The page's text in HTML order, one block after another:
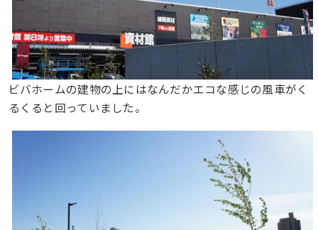
ビバホームの建物の上にはなんだかエコな感じの風車がく
るくると回っていました。